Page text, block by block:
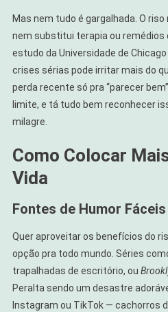
Mas nem tudo é gargalhada. O
nem substitui terapia ou remédios
estudo da Universidade de
crises sérias pode irritar mais do
perda recente só pra “parecer
limite, e tá tudo bem reconhecer
milagre.
Como Colocar
Vida
Fontes de Humor Fáceis
Quer aproveitar os benefícios do
opção pra todo mundo. Séries
trapalhadas de escritório, ou
Peralta sendo um desastre
Instagram ou TikTok — cachorros